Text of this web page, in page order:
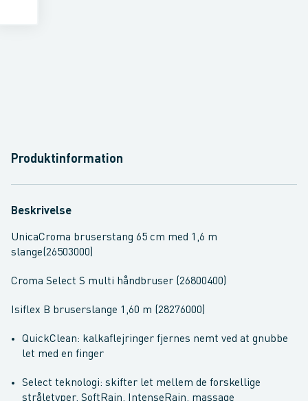
Produktinformation
Beskrivelse
UnicaCroma bruserstang 65 cm med 1,6 m
slange(26503000)
Croma Select S multi håndbruser (26800400)
Isiflex B bruserslange 1,60 m (28276000)
QuickClean: kalkaflejringer fjernes nemt ved at gnubbe
let med en finger
Select teknologi: skifter let mellem de forskellige
stråletyper, SoftRain, IntenseRain, massage